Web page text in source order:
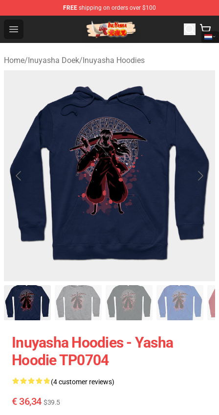
FREE shipping on orders over $100
Open menu
Inuyasha Store - Official Inuyasha Merchandise Shop
Home/Inuyasha Doek/Inuyasha Hoodies
Inuyasha Hoodies - Yasha
Hoodie TP0704
(4 customer reviews)
€ 36,34 $39.5